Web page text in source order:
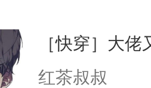
［快穿］大
红茶叔叔